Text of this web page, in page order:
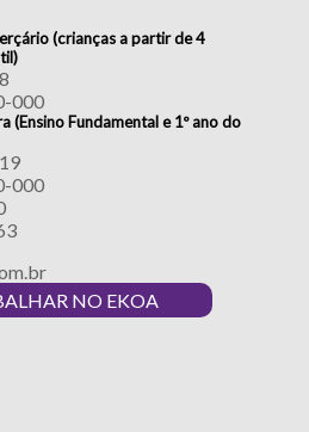
(crianças a partir de 4
000
(Ensino Fundamental e 1º ano do
000
NO EKOA